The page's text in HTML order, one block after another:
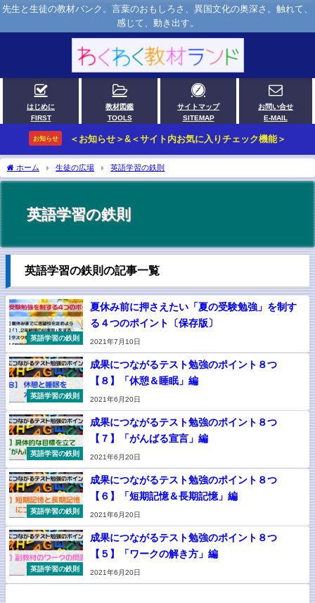
先生と生徒の教材バンク。言葉のおもしろさ、異国文化の奥深さ。触れて、
感じて、動き出す。
はじめに
FIRST
教材図鑑
TOOLS
サイトマップ
SITEMAP
お問い合せ
E-MAIL
お知らせ ＜お知らせ＞&＜サイト内お気に入りチェック機能＞
ホーム 生徒の広場 英語学習の鉄則
英語学習の鉄則
英語学習の鉄則の記事一覧
英語学習の鉄則
夏休み前に押さえたい「夏の受験勉強」を制す
る４つのポイント〔保存版〕
2021年7月10日
英語学習の鉄則
成果につながるテスト勉強のポイント８つ
【８】「休憩＆睡眠」編
2021年6月20日
英語学習の鉄則
成果につながるテスト勉強のポイント８つ
【７】「がんばる宣言」編
2021年6月20日
英語学習の鉄則
成果につながるテスト勉強のポイント８つ
【６】「短期記憶＆長期記憶」編
2021年6月20日
英語学習の鉄則
成果につながるテスト勉強のポイント８つ
【５】「ワークの解き方」編
2021年6月20日